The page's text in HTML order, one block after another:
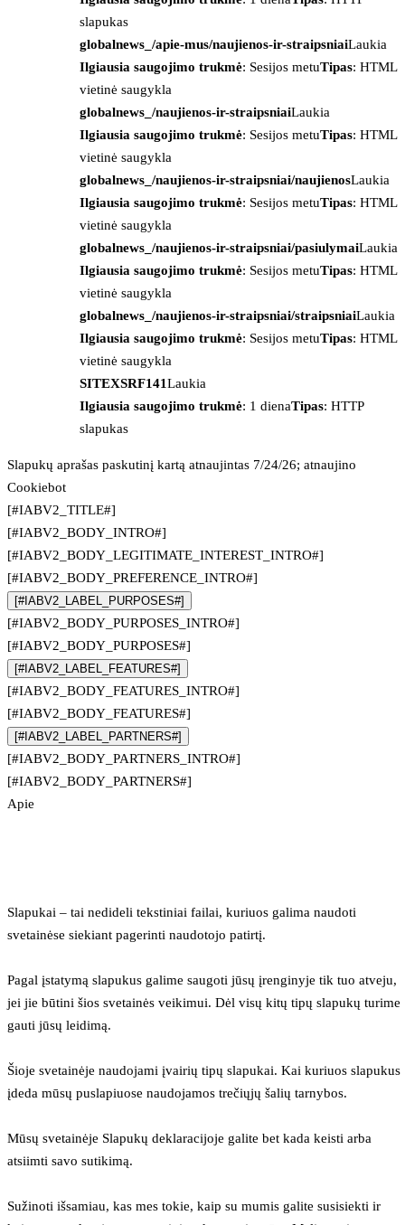
slapukas
globalnews_/apie-mus/naujienos-ir-straipsniaiLaukia
Ilgiausia saugojimo trukmė: Sesijos metuTipas: HTML
vietinė saugykla
globalnews_/naujienos-ir-straipsniaiLaukia
Ilgiausia saugojimo trukmė: Sesijos metuTipas: HTML
vietinė saugykla
globalnews_/naujienos-ir-straipsniai/naujienosLaukia
Ilgiausia saugojimo trukmė: Sesijos metuTipas: HTML
vietinė saugykla
globalnews_/naujienos-ir-straipsniai/pasiulymaiLaukia
Ilgiausia saugojimo trukmė: Sesijos metuTipas: HTML
vietinė saugykla
globalnews_/naujienos-ir-straipsniai/straipsniaiLaukia
Ilgiausia saugojimo trukmė: Sesijos metuTipas: HTML
vietinė saugykla
SITEXSRF141Laukia
Ilgiausia saugojimo trukmė: 1 dienaTipas: HTTP
slapukas
Slapukų aprašas paskutinį kartą atnaujintas 7/24/26; atnaujino
Cookiebot
[#IABV2_TITLE#]
[#IABV2_BODY_INTRO#]
[#IABV2_BODY_LEGITIMATE_INTEREST_INTRO#]
[#IABV2_BODY_PREFERENCE_INTRO#]
[#IABV2_LABEL_PURPOSES#]
[#IABV2_BODY_PURPOSES_INTRO#]
[#IABV2_BODY_PURPOSES#]
[#IABV2_LABEL_FEATURES#]
[#IABV2_BODY_FEATURES_INTRO#]
[#IABV2_BODY_FEATURES#]
[#IABV2_LABEL_PARTNERS#]
[#IABV2_BODY_PARTNERS_INTRO#]
[#IABV2_BODY_PARTNERS#]
Apie
Slapukai – tai nedideli tekstiniai failai, kuriuos galima naudoti
svetainėse siekiant pagerinti naudotojo patirtį.
Pagal įstatymą slapukus galime saugoti jūsų įrenginyje tik tuo atveju,
jei jie būtini šios svetainės veikimui. Dėl visų kitų tipų slapukų turime
gauti jūsų leidimą.
Šioje svetainėje naudojami įvairių tipų slapukai. Kai kuriuos slapukus
įdeda mūsų puslapiuose naudojamos trečiųjų šalių tarnybos.
Mūsų svetainėje Slapukų deklaracijoje galite bet kada keisti arba
atsiimti savo sutikimą.
Sužinoti išsamiau, kas mes tokie, kaip su mumis galite susisiekti ir